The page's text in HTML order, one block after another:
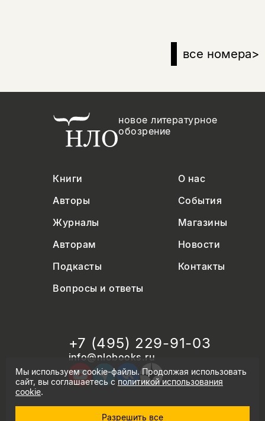
все номера>
новое литературное
обозрение
Книги
О нас
Авторы
События
Журналы
Магазины
Авторам
Новости
Подкасты
Контакты
Вопросы и ответы
+7 (495) 229-91-03
info@nlobooks.ru
© Новое литературное обозрение. 2026
Мы используем cookie-файлы. Продолжая использовать
сайт, вы соглашаетесь сполитикой использования
cookie.
Разрешить все